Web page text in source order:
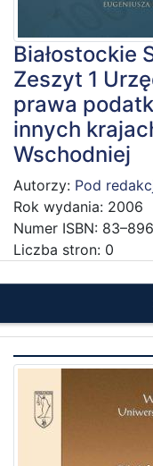
Białostockie
Zeszyt 1
prawa
innych
Wschodniej
Autorzy: Pod
Rok wydania: 2006
Numer ISBN:
Liczba stron: 0